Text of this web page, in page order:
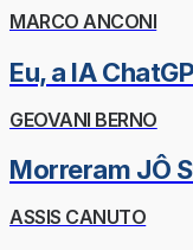
MARCO ANCONI
Eu, a IA
GEOVANI BERNO
Morreram JÔ
ASSIS CANUTO